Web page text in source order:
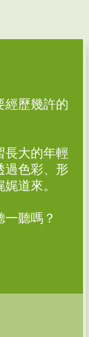
經歷幾許的
長大的年輕
過色彩、形
道來。
聽嗎？